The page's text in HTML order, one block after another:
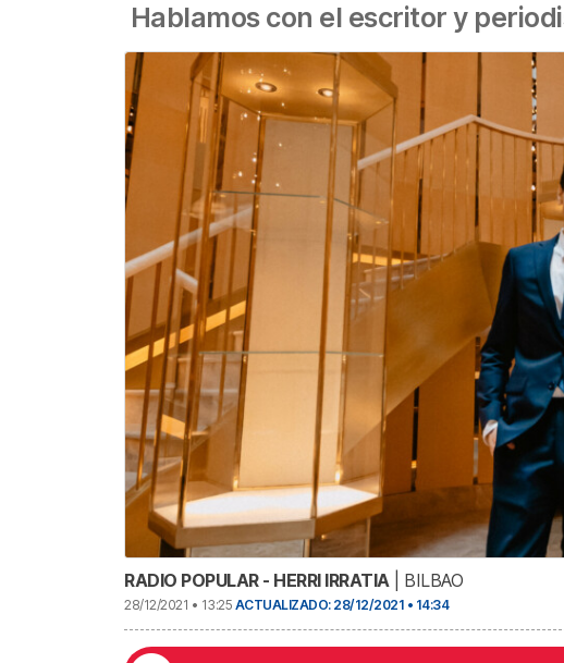
Hablamos con el escritor y
RADIO POPULAR - HERRI IRRATIA| BILBAO
28/12/2021 • 13:25 ACTUALIZADO: 28/12/2021 • 14:34